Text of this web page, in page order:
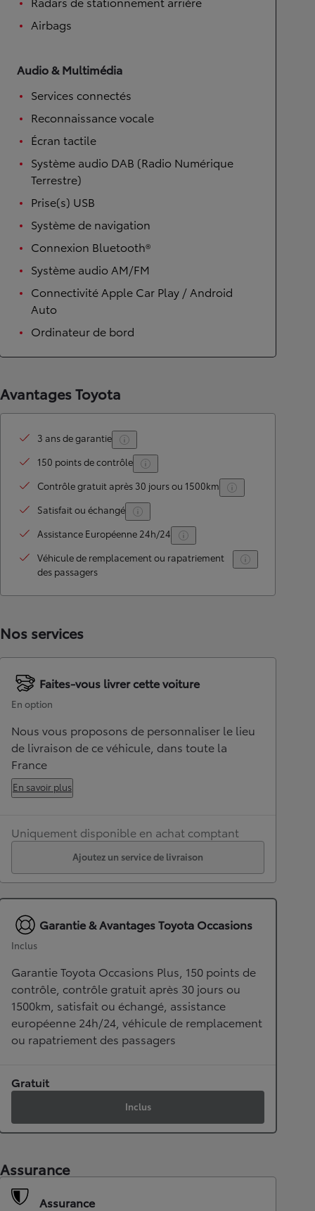
Airbags
Audio & Multimédia
Services connectés
Reconnaissance vocale
Écran tactile
Système audio DAB (Radio Numérique
Terrestre)
Prise(s) USB
Système de navigation
Connexion Bluetooth®
Système audio AM/FM
Connectivité Apple Car Play / Android
Auto
Ordinateur de bord
Avantages Toyota
3 ans de garantie
150 points de contrôle
Contrôle gratuit après 30 jours ou 1500km
Satisfait ou échangé
Assistance Européenne 24h/24
Véhicule de remplacement ou rapatriement
des passagers
Nos services
Faites-vous livrer cette voiture
En option
Nous vous proposons de personnaliser le lieu
de livraison de ce véhicule, dans toute la
France
En savoir plus
Uniquement disponible en achat comptant
Ajoutez un service de livraison
Garantie & Avantages Toyota Occasions
Inclus
Garantie Toyota Occasions Plus, 150 points de
contrôle, contrôle gratuit après 30 jours ou
1500km, satisfait ou échangé, assistance
européenne 24h/24, véhicule de remplacement
ou rapatriement des passagers
Gratuit
Inclus
Assurance
Assurance